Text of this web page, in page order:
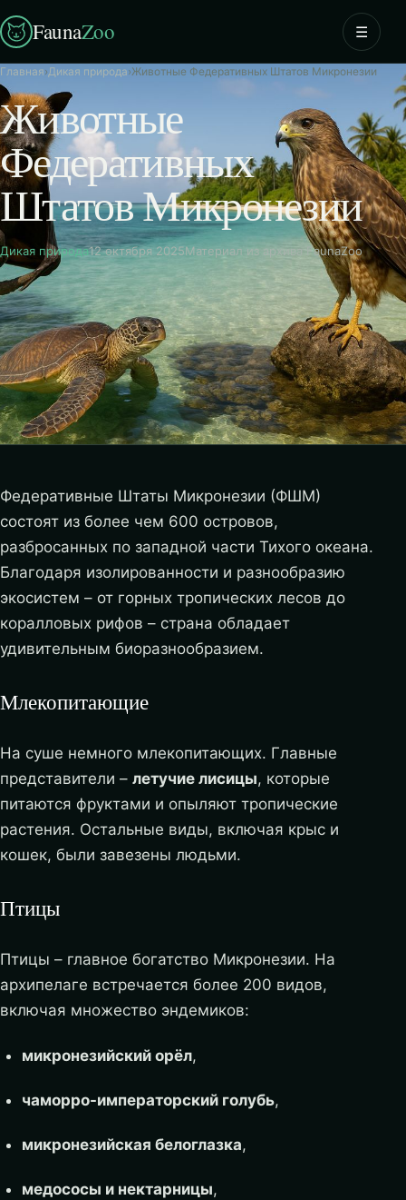
FaunaZoo ☰
Главная›Дикая природа›Животные Федеративных Штатов Микронезии
Животные
Федеративных
Штатов Микронезии
Дикая природа12 октября 2025Материал из архива FaunaZoo
Федеративные Штаты Микронезии (ФШМ)
состоят из более чем 600 островов,
разбросанных по западной части Тихого океана.
Благодаря изолированности и разнообразию
экосистем – от горных тропических лесов до
коралловых рифов – страна обладает
удивительным биоразнообразием.
Млекопитающие
На суше немного млекопитающих. Главные
представители – летучие лисицы, которые
питаются фруктами и опыляют тропические
растения. Остальные виды, включая крыс и
кошек, были завезены людьми.
Птицы
Птицы – главное богатство Микронезии. На
архипелаге встречается более 200 видов,
включая множество эндемиков:
микронезийский орёл,
чаморро-императорский голубь,
микронезийская белоглазка,
медососы и нектарницы,